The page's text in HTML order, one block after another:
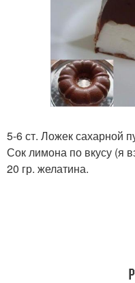
5-6 ст. Ложек сахарной
Сок лимона по вкусу (я
20 гр. желатина.